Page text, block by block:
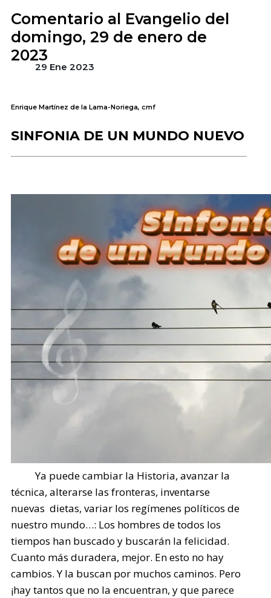
Comentario al Evangelio del
domingo, 29 de enero de
2023
29 Ene 2023
Enrique Martínez de la Lama-Noriega, cmf
SINFONIA DE UN MUNDO NUEVO
Ya puede cambiar la Historia, avanzar la
técnica, alterarse las fronteras, inventarse
nuevas dietas, variar los regímenes políticos de
nuestro mundo…: Los hombres de todos los
tiempos han buscado y buscarán la felicidad.
Cuanto más duradera, mejor. En esto no hay
cambios. Y la buscan por muchos caminos. Pero
¡hay tantos que no la encuentran, y que parece